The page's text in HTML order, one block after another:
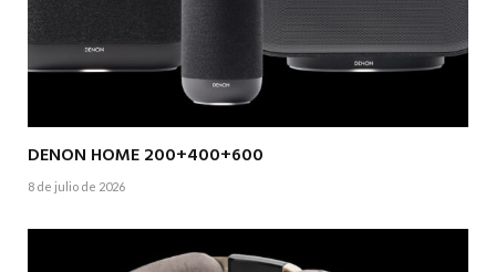
DENON HOME 200+400+600
8 de julio de 2026